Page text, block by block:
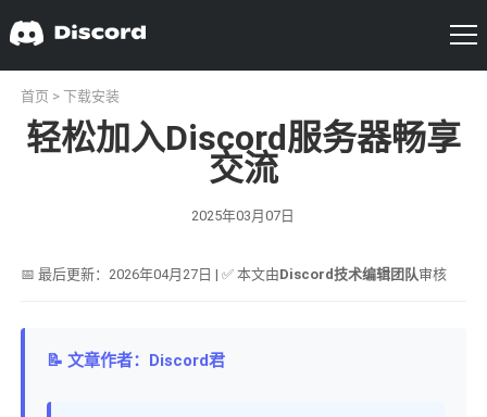
首页 > 下载安装
轻松加入Discord服务器畅享
交流
2025年03月07日
📅 最后更新：2026年04月27日 | ✅ 本文由Discord技术编辑团队审核
📝 文章作者：Discord君